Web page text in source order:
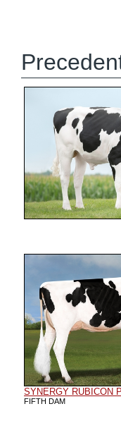
SYNERGY RUBICON
FIFTH DAM